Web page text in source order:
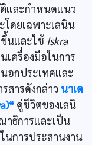
และกำหนดแนว
ดยเฉพาะเลนิน
นและใช้ Iskra
ครื่องมือในการ
นอกประเทศและ
สารดังกล่าว นาเด
คู่ชีวิตของเลนิ
าธิการและเป็น
นการประสานงาน